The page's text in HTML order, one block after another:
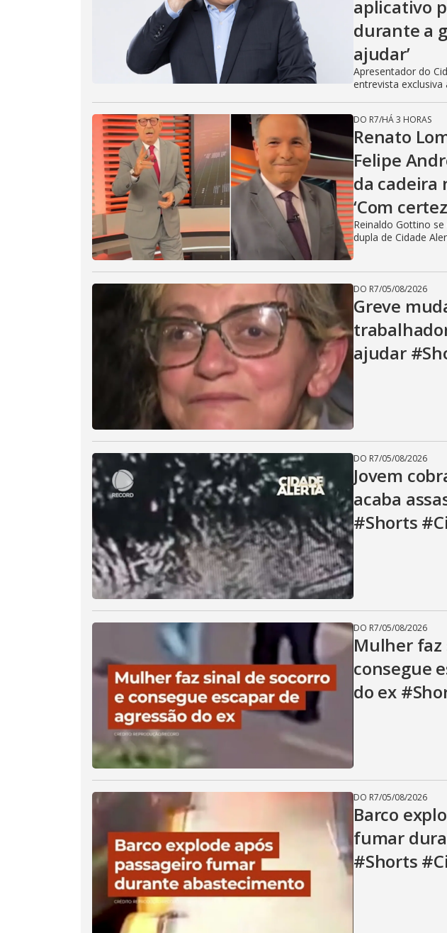
aplicativo
durante a
ajudar’
Apresentador do
entrevista
DO R7/HÁ 3 HORAS
Renato
Felipe
da cadeira
‘Com
Reinaldo Gottino
dupla de Cidade
DO R7/05/08/2026
Greve
ajudar
DO R7/05/08/2026
Jovem
acaba
#Shorts
DO R7/05/08/2026
Mulher faz
consegue
do ex
DO R7/05/08/2026
Barco
fumar
#Shorts